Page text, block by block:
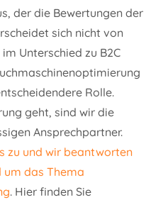
der die Bewertungen der
sich nicht von
Unterschied zu B2C
Rolle.
geht, sind wir die
Ansprechpartner.
zu und wir beantworten
um das Thema
. Hier finden Sie